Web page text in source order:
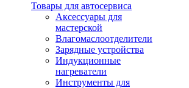
Товары для автосервиса
Аксессуары для
мастерской
Влагомаслоотделители
Зарядные устройства
Индукционные
нагреватели
Инструменты для